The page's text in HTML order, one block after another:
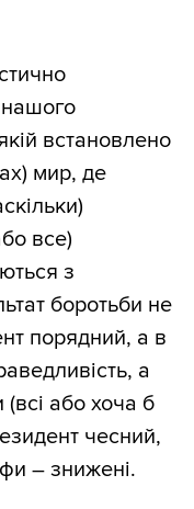
нашого
встановлено
мир, де
все)
з
боротьби не
порядний, а в
а
або хоча б
чесний,
– знижені.